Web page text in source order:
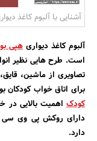
آشنایی با آلبوم کاغذ
آلبوم کاغذ دیواریهپی
است. طرح هایی نظیر
تصاویری از ماشین،
برای اتاق خواب
کودک اهمیت بالایی در
دارای روکش پی وی سی
دارد.